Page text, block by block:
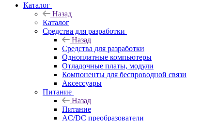
Каталог
Назад
Каталог
Средства для разработки
Назад
Средства для разработки
Одноплатные компьютеры
Отладочные платы, модули
Компоненты для беспроводной связи
Аксессуары
Питание
Назад
Питание
AC/DC преобразователи